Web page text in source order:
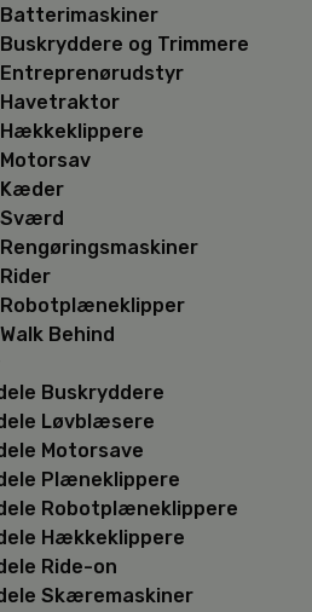
og Trimmere
Behind
Buskryddere
Løvblæsere
Motorsave
Plæneklippere
Robotplæneklippere
Hækkeklippere
Ride-on
Skæremaskiner